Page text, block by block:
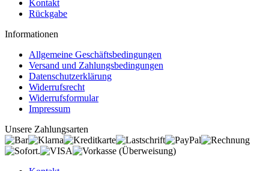
Kontakt
Rückgabe
Informationen
Allgemeine Geschäftsbedingungen
Versand und Zahlungsbedingungen
Datenschutzerklärung
Widerrufsrecht
Widerrufsformular
Impressum
Unsere Zahlungsarten